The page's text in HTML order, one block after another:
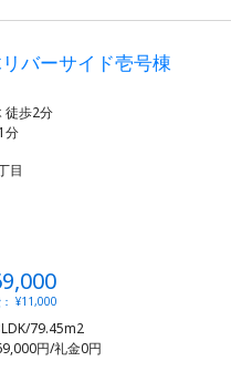
バーサイド壱号棟
徒歩2分
目
¥11,000
79.45m2
円/礼金0円